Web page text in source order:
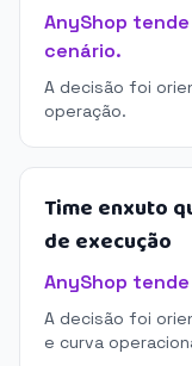
AnyShop
cenário.
A decisão foi
operação.
Time enxuto
de execução
AnyShop
A decisão foi
e curva